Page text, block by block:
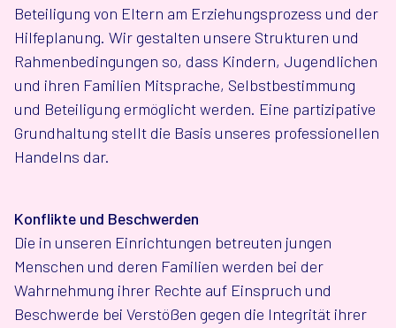
Beteiligung von Eltern am Erziehungsprozess und der
Hilfeplanung. Wir gestalten unsere Strukturen und
Rahmenbedingungen so, dass Kindern, Jugendlichen
und ihren Familien Mitsprache, Selbstbestimmung
und Beteiligung ermöglicht werden. Eine partizipative
Grundhaltung stellt die Basis unseres professionellen
Handelns dar.
Konflikte und Beschwerden
Die in unseren Einrichtungen betreuten jungen
Menschen und deren Familien werden bei der
Wahrnehmung ihrer Rechte auf Einspruch und
Beschwerde bei Verstößen gegen die Integrität ihrer